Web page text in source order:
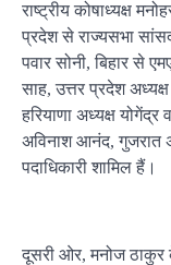
राष्ट्रीय कोषाध्यक्ष
प्रदेश से राज्यसभा
पवार सोनी, बिहार से
साह, उत्तर प्रदेश अध्यक्ष
हरियाणा अध्यक्ष योगेंद्र
अविनाश आनंद, गुजरात
पदाधिकारी शामिल हैं।
दूसरी ओर, मनोज ठाकुर